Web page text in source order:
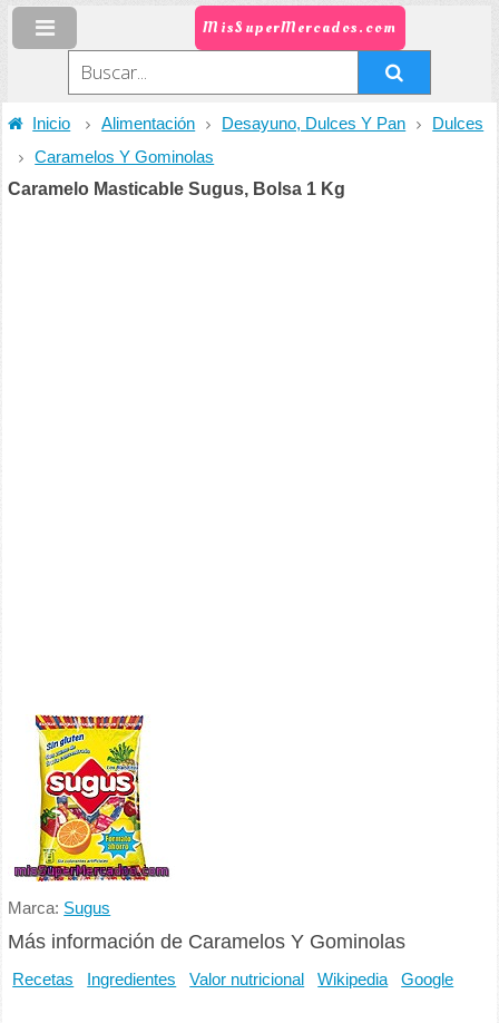
MisSuperMercados.com
Inicio Alimentación Desayuno, Dulces Y Pan
Dulces
Caramelos Y Gominolas
Caramelo Masticable Sugus, Bolsa 1 Kg
Marca: Sugus
Más información de Caramelos Y Gominolas
Recetas Ingredientes Valor nutricional Wikipedia Google